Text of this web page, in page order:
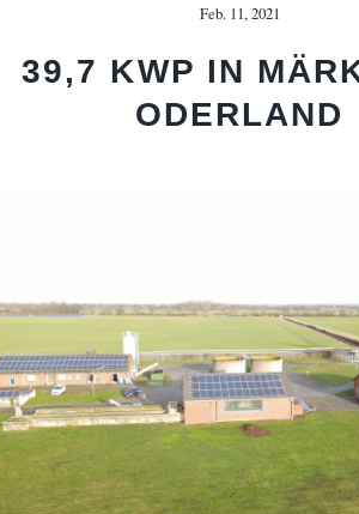
Feb. 11, 2021
39,7 KWP IN
ODERLAND